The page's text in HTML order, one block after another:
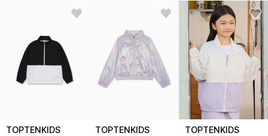
TOPTENKIDS TOPTENKIDS TOPTENKIDS